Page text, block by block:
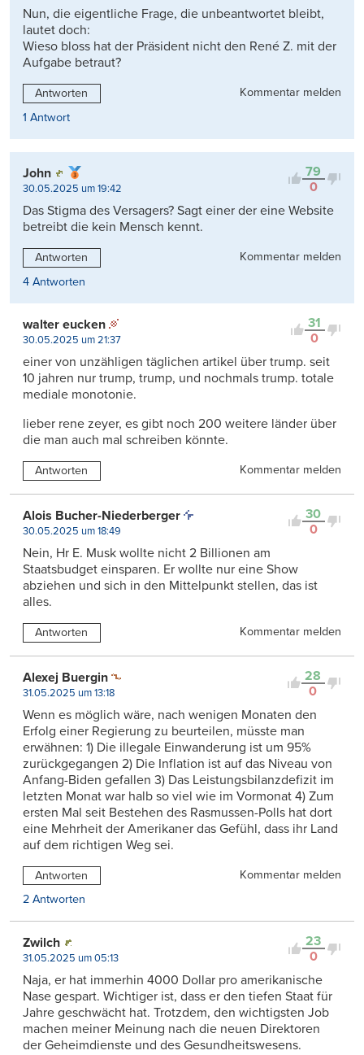
Nun, die eigentliche Frage, die unbeantwortet bleibt,
lautet doch:
Wieso bloss hat der Präsident nicht den René Z. mit der
Aufgabe betraut?
Antworten
Kommentar melden
1 Antwort
79
0
John
30.05.2025 um 19:42
Das Stigma des Versagers? Sagt einer der eine Website
betreibt die kein Mensch kennt.
Antworten
Kommentar melden
4 Antworten
31
0
walter eucken
30.05.2025 um 21:37
einer von unzähligen täglichen artikel über trump. seit
10 jahren nur trump, trump, und nochmals trump. totale
mediale monotonie.
lieber rene zeyer, es gibt noch 200 weitere länder über
die man auch mal schreiben könnte.
Antworten Kommentar melden
30
0
Alois Bucher-Niederberger
30.05.2025 um 18:49
Nein, Hr E. Musk wollte nicht 2 Billionen am
Staatsbudget einsparen. Er wollte nur eine Show
abziehen und sich in den Mittelpunkt stellen, das ist
alles.
Antworten Kommentar melden
28
0
Alexej Buergin
31.05.2025 um 13:18
Wenn es möglich wäre, nach wenigen Monaten den
Erfolg einer Regierung zu beurteilen, müsste man
erwähnen: 1) Die illegale Einwanderung ist um 95%
zurückgegangen 2) Die Inflation ist auf das Niveau von
Anfang-Biden gefallen 3) Das Leistungsbilanzdefizit im
letzten Monat war halb so viel wie im Vormonat 4) Zum
ersten Mal seit Bestehen des Rasmussen-Polls hat dort
eine Mehrheit der Amerikaner das Gefühl, dass ihr Land
auf dem richtigen Weg sei.
Antworten
Kommentar melden
2 Antworten
23
0
Zwilch
31.05.2025 um 05:13
Naja, er hat immerhin 4000 Dollar pro amerikanische
Nase gespart. Wichtiger ist, dass er den tiefen Staat für
Jahre geschwächt hat. Trotzdem, den wichtigsten Job
machen meiner Meinung nach die neuen Direktoren
der Geheimdienste und des Gesundheitswesens.